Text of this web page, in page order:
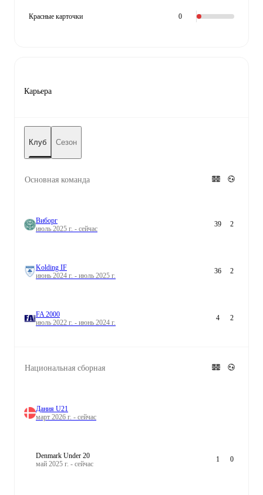
Красные карточки 0
Карьера
Клуб Сезон
Основная команда
Виборг
июль 2025 г. - сейчас
39 2
Kolding IF
июнь 2024 г. - июль 2025 г.
36 2
FA 2000
июль 2022 г. - июнь 2024 г.
4 2
Национальная сборная
Дания U21
март 2026 г. - сейчас
Denmark Under 20
май 2025 г. - сейчас
1 0